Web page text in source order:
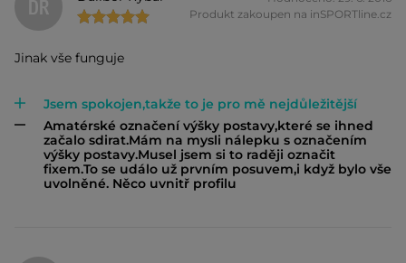
DR
Produkt zakoupen na inSPORTline.cz
Jinak vše funguje
Jsem spokojen,takže to je pro mě nejdůležitější
Amatérské označení výšky postavy,které se ihned
začalo sdirat.Mám na mysli nálepku s označením
výšky postavy.Musel jsem si to raději označit
fixem.To se událo už prvním posuvem,i když bylo vše
uvolněné. Něco uvnitř profilu